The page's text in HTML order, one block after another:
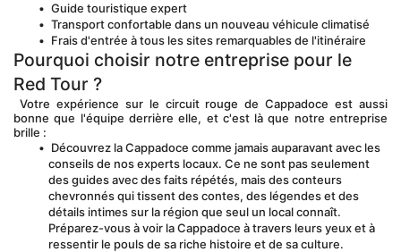
Guide touristique expert
Transport confortable dans un nouveau véhicule climatisé
Frais d'entrée à tous les sites remarquables de l'itinéraire
Pourquoi choisir notre entreprise pour le
Red Tour ?
bonne que l'équipe derrière elle, et c'est là que notre entreprise
brille :
Découvrez la Cappadoce comme jamais auparavant avec les
conseils de nos experts locaux. Ce ne sont pas seulement
des guides avec des faits répétés, mais des conteurs
chevronnés qui tissent des contes, des légendes et des
détails intimes sur la région que seul un local connaît.
Préparez-vous à voir la Cappadoce à travers leurs yeux et à
ressentir le pouls de sa riche histoire et de sa culture.